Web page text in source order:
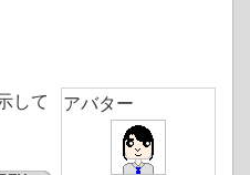
して
アバター